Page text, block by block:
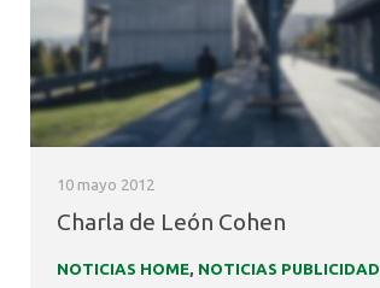
10 mayo 2012
Charla de León Cohen
NOTICIAS HOME, NOTICIAS PUBLICIDAD